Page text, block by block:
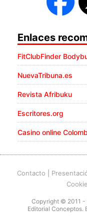
Enlaces
FitClubFinder
NuevaTribuna.es
Revista Afribuku
Escritores.org
Casino online
Contacto
Copyright © 2011 -
Editorial Conceptos.